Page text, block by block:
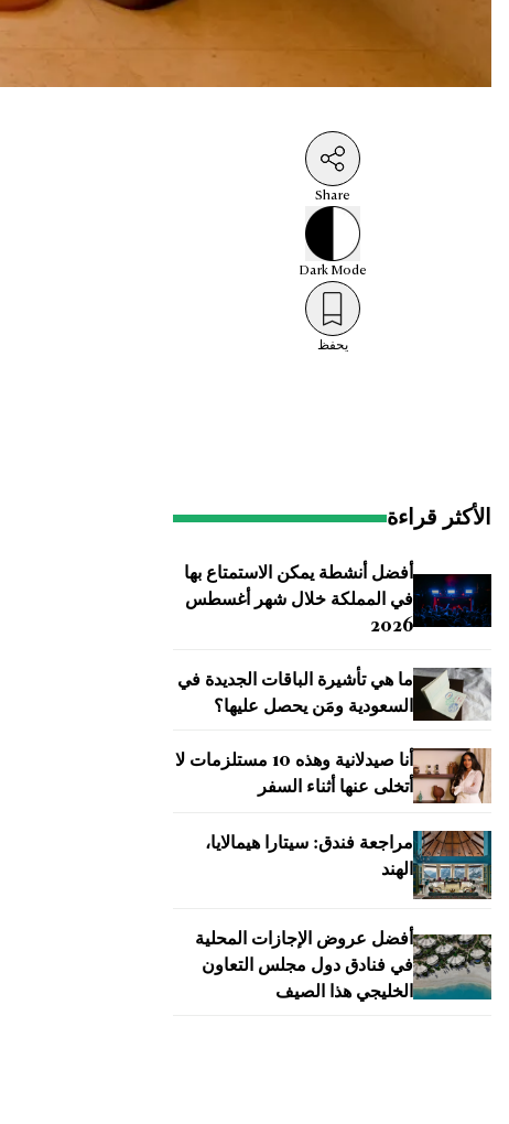
Share
DarkMode
يحفظ
الأكثر قراءة
أفضل أنشطة يمكن الاستمتاع بها
في المملكة خلال شهر أغسطس
2026
ما هي تأشيرة الباقات الجديدة في
السعودية ومَن يحصل عليها؟
أنا صيدلانية وهذه 10 مستلزمات لا
أتخلى عنها أثناء السفر
مراجعة فندق: سيتارا هيمالايا،
الهند
أفضل عروض الإجازات المحلية
في فنادق دول مجلس التعاون
الخليجي هذا الصيف